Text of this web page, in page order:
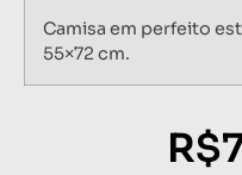
Camisa em perfeito
55×72 cm.
R$